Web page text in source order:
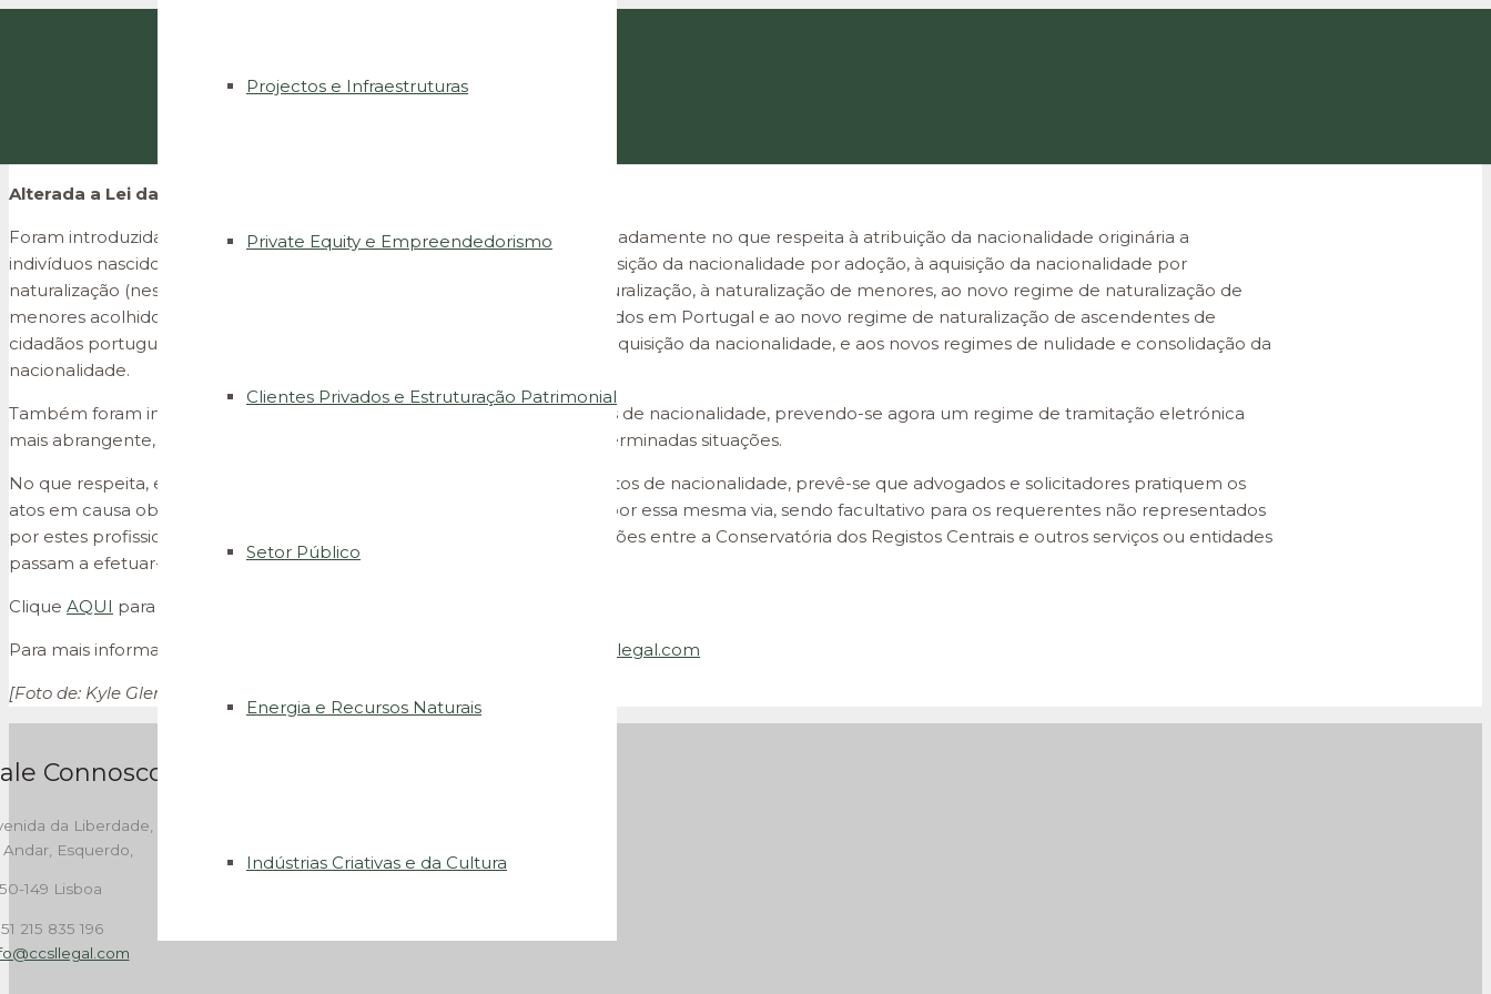
Projectos e Infraestruturas
Private Equity e Empreendedorismo
Clientes Privados e Estruturação Patrimonial
Setor Público
Energia e Recursos Naturais
Indústrias Criativas e da Cultura
Alterada a Lei da Nacionalidade Portuguesa
Foram introduzidas alterações à Lei da Nacionalidade Portuguesa, nomeadamente no que respeita à atribuição da nacionalidade originária a
indivíduos nascidos em território português, filhos de estrangeiros, à aquisição da nacionalidade por adoção, à aquisição da nacionalidade por
naturalização (neste âmbito no que respeita aos requisitos gerais na naturalização, à naturalização de menores, ao novo regime de naturalização de
menores acolhidos em instituições, à naturalização de estrangeiros nascidos em Portugal e ao novo regime de naturalização de ascendentes de
cidadãos portugueses originários), à alteração do regime de oposição à aquisição da nacionalidade, e aos novos regimes de nulidade e consolidação da
nacionalidade.
Também foram introduzidas alterações à tramitação dos procedimentos de nacionalidade, prevendo-se agora um regime de tramitação eletrónica
mais abrangente, e dispensando-se a tradução de documentos em determinadas situações.
No que respeita, em particular, à tramitação eletrónica dos procedimentos de nacionalidade, prevê-se que advogados e solicitadores pratiquem os
atos em causa obrigatoriamente por via eletrónica e sejam notificados por essa mesma via, sendo facultativo para os requerentes não representados
por estes profissionais o recurso à via eletrónica. Também as comunicações entre a Conservatória dos Registos Centrais e outros serviços ou entidades
passam a efetuar-se, sempre que possível, por via eletrónica.
Clique AQUI para aceder ao diploma.
Para mais informações, por favor contacte-nos através do email jlp@ccsllegal.com
[Foto de: Kyle Glenn, disponível em
Connosco
da Liberdade, 262,
Andar, Esquerdo,
149 Lisboa
215 835 196